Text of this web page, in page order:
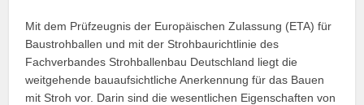
Mit dem Prüfzeugnis der Europäischen Zulassung (ETA) für
Baustrohballen und mit der Strohbaurichtlinie des
Fachverbandes Strohballenbau Deutschland liegt die
weitgehende bauaufsichtliche Anerkennung für das Bauen
mit Stroh vor. Darin sind die wesentlichen Eigenschaften von